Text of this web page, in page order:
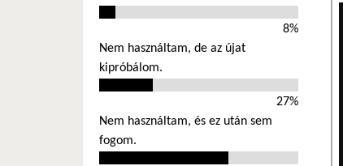
8%
Nem használtam, de az újat
kipróbálom.
27%
Nem használtam, és ez után sem
fogom.